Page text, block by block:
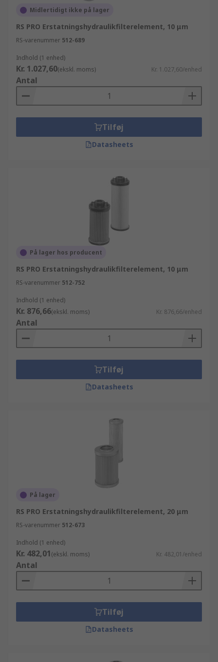
Midlertidigt ikke på lager
RS PRO Erstatningshydraulikfilterelement, 10 μm
RS-varenummer 512-689
Indhold (1 enhed)
Kr. 1.027,60(ekskl. moms) Kr. 1.027,60/enhed
Antal
Tilføj
Datasheets
På lager hos producent
RS PRO Erstatningshydraulikfilterelement, 10 μm
RS-varenummer 512-752
Indhold (1 enhed)
Kr. 876,66(ekskl. moms) Kr. 876,66/enhed
Antal
Tilføj
Datasheets
På lager
RS PRO Erstatningshydraulikfilterelement, 20 μm
RS-varenummer 512-673
Indhold (1 enhed)
Kr. 482,01(ekskl. moms) Kr. 482,01/enhed
Antal
Tilføj
Datasheets